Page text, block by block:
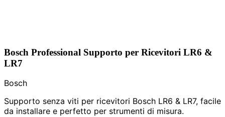
Bosch Professional Supporto per Ricevitori LR6 &
LR7
Bosch
Supporto senza viti per ricevitori Bosch LR6 & LR7, facile
da installare e perfetto per strumenti di misura.